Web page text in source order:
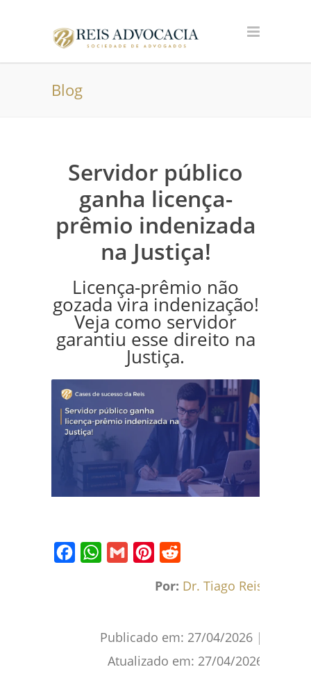
Blog
Servidor público
ganha licença-
prêmio indenizada
na Justiça!
Licença-prêmio não
gozada vira indenização!
Veja como servidor
garantiu esse direito na
Justiça.
Por: Dr. Tiago Reis
Publicado em: 27/04/2026 |
Atualizado em: 27/04/2026